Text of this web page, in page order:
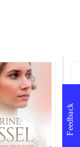
Feedback